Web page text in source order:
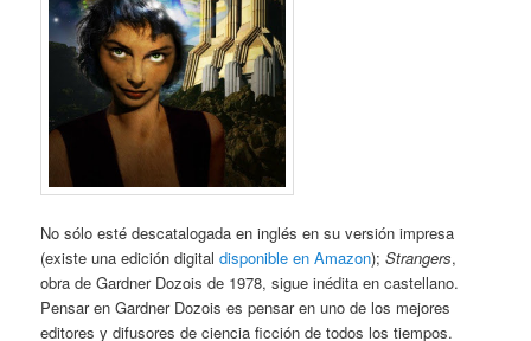
No sólo esté descatalogada en inglés en su versión impresa
(existe una edición digitaldisponible en Amazon);Strangers,
obra de Gardner Dozois de 1978, sigue inédita en castellano.
Pensar en Gardner Dozois es pensar en uno de los mejores
editores y difusores de ciencia ficción de todos los tiempos.